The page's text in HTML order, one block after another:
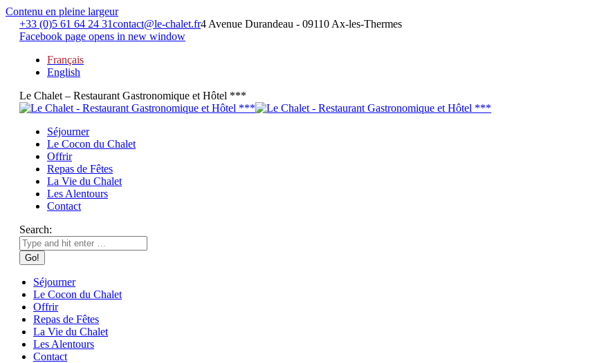
Contenu en pleine largeur
+33 (0)5 61 64 24 31contact@le-chalet.fr4 Avenue Durandeau - 09110 Ax-les-Thermes
Facebook page opens in new window
Français
English
Le Chalet – Restaurant Gastronomique et Hôtel ***
Séjourner
Le Cocon du Chalet
Offrir
Repas de Fêtes
La Vie du Chalet
Les Alentours
Contact
Search:
Séjourner
Le Cocon du Chalet
Offrir
Repas de Fêtes
La Vie du Chalet
Les Alentours
Contact